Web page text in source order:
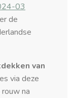
03
de
van
via deze
na